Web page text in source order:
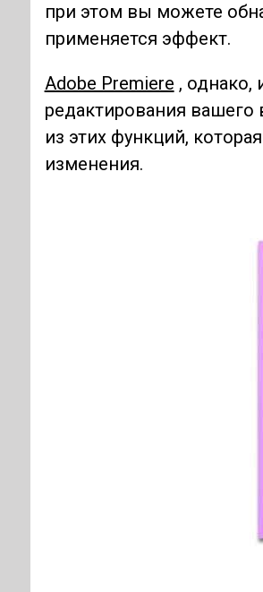
при этом вы можете
применяется эффект.
Adobe Premiere , однако,
редактирования
из этих функций,
изменения.